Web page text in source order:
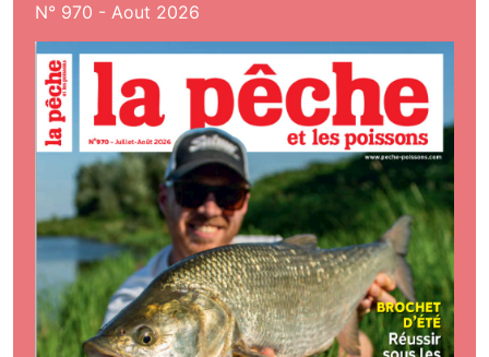
N° 970 - Aout 2026